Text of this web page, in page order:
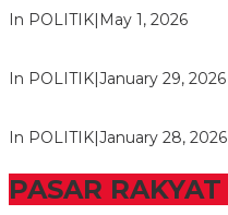
In POLITIK May 1, 2026
In POLITIK January 29, 2026
In POLITIK January 28, 2026
PASAR RAKYAT